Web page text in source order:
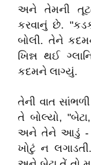
અને તેમની
કરવાનું છે.
બોલી. તેને
ખિન્ન થઈ
કદમને લાગ્યું.
તેની વાત
તે બોલ્યો,
અને તેને આડું -
ખોટું ન